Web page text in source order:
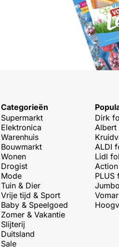
Categorieën
Supermarkt
Elektronica
Warenhuis
Bouwmarkt
Wonen
Drogist
Mode
Tuin & Dier
Vrije tijd & Sport
Baby & Speelgoed
Zomer & Vakantie
Slijterij
Duitsland
Sale
Dirk
Albert
ALDI
Lidl
PLUS